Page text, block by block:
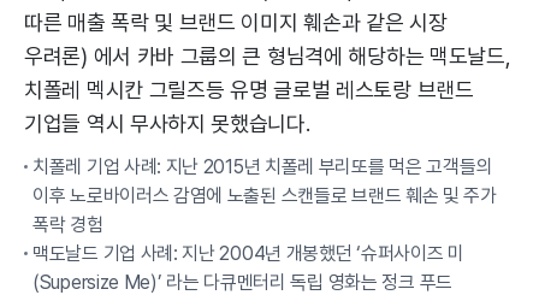
따른 매출 폭락 및 브랜드 이미지 훼손과 같은 시장
우려론) 에서 카바 그룹의 큰 형님격에 해당하는 맥도날드,
치폴레 멕시칸 그릴즈등 유명 글로벌 레스토랑 브랜드
기업들 역시 무사하지 못했습니다.
치폴레 기업 사례: 지난 2015년 치폴레 부리또를 먹은 고객들의
이후 노로바이러스 감염에 노출된 스캔들로 브랜드 훼손 및 주가
폭락 경험
맥도날드 기업 사례: 지난 2004년 개봉했던 ‘슈퍼사이즈 미
(Supersize Me)’ 라는 다큐멘터리 독립 영화는 정크 푸드